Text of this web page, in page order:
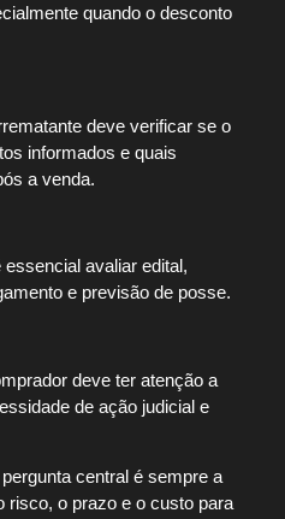
quando o desconto
deve verificar se o
informados e quais
a venda.
essencial avaliar edital,
e previsão de posse.
deve ter atenção a
de ação judicial e
central é sempre a
risco, o prazo e o custo para